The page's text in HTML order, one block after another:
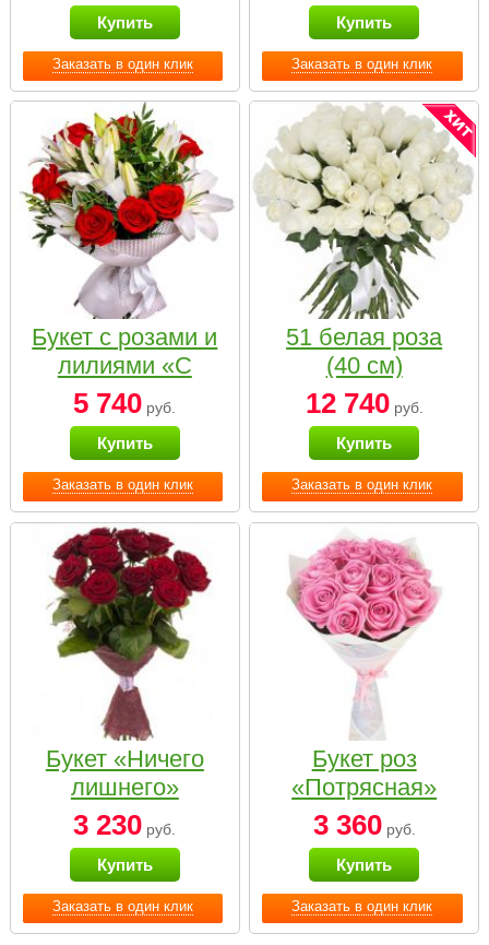
Заказать в один клик
Купить
Заказать в один клик
Купить
Заказать в один клик
Букет с розами и
лилиями «С
наилучшими
пожеланиями»
5 740 руб.
Купить
Заказать в один клик
51 белая роза
(40 см)
12 740руб.
Купить
Заказать в один клик
Букет «Ничего
лишнего»
3 230 руб.
Купить
Заказать в один клик
Букет роз
«Потрясная»
3 360руб.
Купить